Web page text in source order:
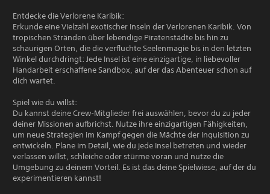
Entdecke die Verlorene Karibik:
Erkunde eine Vielzahl exotischer Inseln der Verlorenen Karibik. Von
tropischen Stränden über lebendige Piratenstädte bis hin zu
schaurigen Orten, die die verfluchte Seelenmagie bis in den letzten
Winkel durchdringt: Jede Insel ist eine einzigartige, in liebevoller
Handarbeit erschaffene Sandbox, auf der das Abenteuer schon auf
dich wartet.
Spiel wie du willst:
Du kannst deine Crew-Mitglieder frei auswählen, bevor du zu jeder
deiner Missionen aufbrichst. Nutze ihre einzigartigen Fähigkeiten,
um neue Strategien im Kampf gegen die Mächte der Inquisition zu
entwickeln. Plane im Detail, wie du jede Insel betreten und wieder
verlassen willst, schleiche oder stürme voran und nutze die
Umgebung zu deinem Vorteil. Es ist das deine Spielwiese, auf der du
experimentieren kannst!